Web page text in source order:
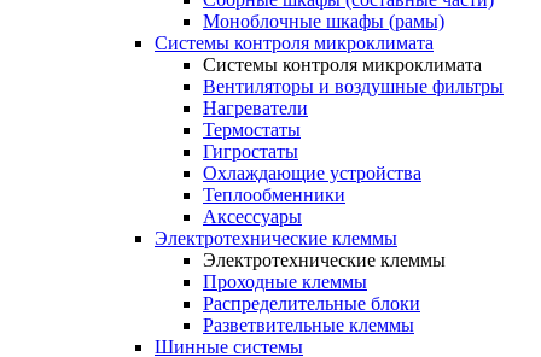
Моноблочные шкафы (рамы)
Системы контроля микроклимата
Системы контроля микроклимата
Вентиляторы и воздушные фильтры
Нагреватели
Термостаты
Гигростаты
Охлаждающие устройства
Теплообменники
Аксессуары
Электротехнические клеммы
Электротехнические клеммы
Проходные клеммы
Распределительные блоки
Разветвительные клеммы
Шинные системы